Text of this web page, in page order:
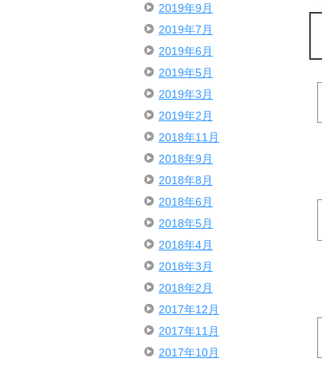
2019年9月
2019年7月
2019年6月
2019年5月
2019年3月
2019年2月
2018年11月
2018年9月
2018年8月
2018年6月
2018年5月
2018年4月
2018年3月
2018年2月
2017年12月
2017年11月
2017年10月